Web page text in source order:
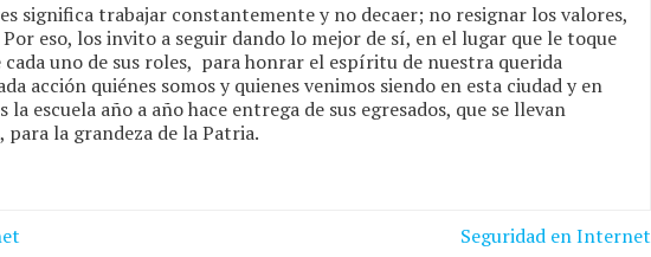
significa trabajar constantemente y no decaer; no resignar los valores,
eso, los invito a seguir dando lo mejor de sí, en el lugar que le toque
cada uno de sus roles, para honrar el espíritu de nuestra querida
acción quiénes somos y quienes venimos siendo en esta ciudad y en
la escuela año a año hace entrega de sus egresados, que se llevan
la grandeza de la Patria.
Seguridad en Internet